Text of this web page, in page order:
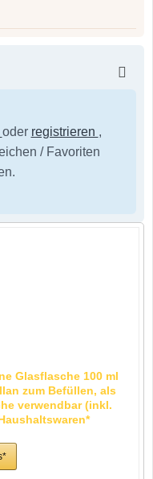
oder registrieren ,
/ Favoriten
Glasflasche 100 ml
zum Befüllen, als
verwendbar (inkl.